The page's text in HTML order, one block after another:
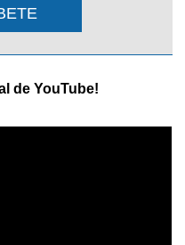
de YouTube!